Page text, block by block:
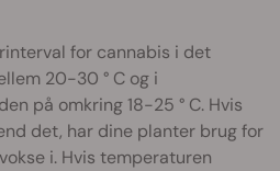
for cannabis i det
20-30 ° C og i
på omkring 18-25 ° C. Hvis
det, har dine planter brug for
i. Hvis temperaturen